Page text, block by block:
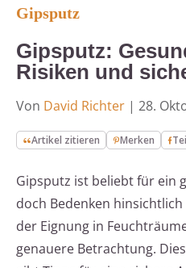
Gipsputz
Gipsputz:
Risiken und
Von David Richter | 28.
Artikel zitieren Merken
Gipsputz ist beliebt für ein
doch Bedenken
der Eignung in
genauere Betrachtung.